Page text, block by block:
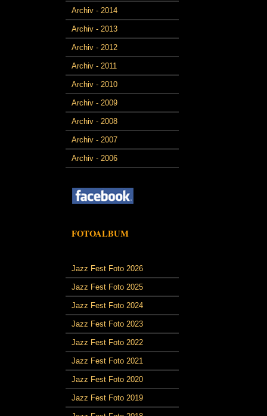
Archiv - 2014
Archiv - 2013
Archiv - 2012
Archiv - 2011
Archiv - 2010
Archiv - 2009
Archiv - 2008
Archiv - 2007
Archiv - 2006
FOTOALBUM
Jazz Fest Foto 2026
Jazz Fest Foto 2025
Jazz Fest Foto 2024
Jazz Fest Foto 2023
Jazz Fest Foto 2022
Jazz Fest Foto 2021
Jazz Fest Foto 2020
Jazz Fest Foto 2019